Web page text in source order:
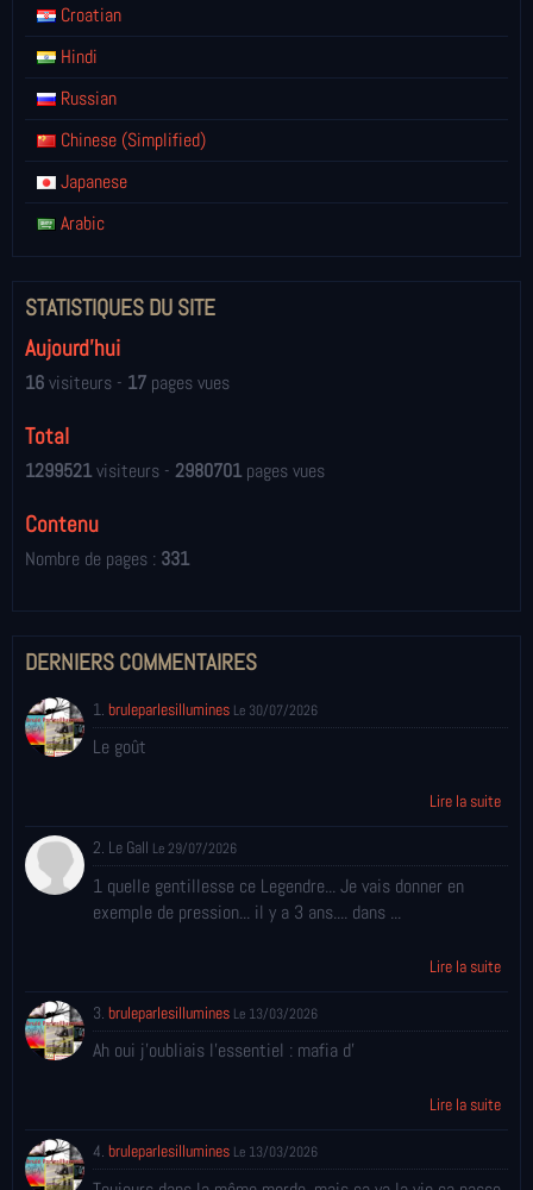
Croatian
Hindi
Russian
Chinese (Simplified)
Japanese
Arabic
STATISTIQUES DU SITE
Aujourd'hui
16visiteurs - 17 pages vues
Total
1299521visiteurs - 2980701pages vues
Contenu
Nombre de pages : 331
DERNIERS COMMENTAIRES
1. bruleparlesillumines Le 30/07/2026
Le goût
Lire la suite
2. Le Gall Le 29/07/2026
1 quelle gentillesse ce Legendre... Je vais donner en
exemple de pression... il y a 3 ans.... dans ...
Lire la suite
3. bruleparlesillumines Le 13/03/2026
Ah oui j'oubliais l'essentiel : mafia d'
Lire la suite
4. bruleparlesillumines Le 13/03/2026